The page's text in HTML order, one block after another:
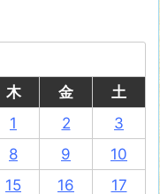
木 金
土
1
2
3
8 9
10
15 16
17